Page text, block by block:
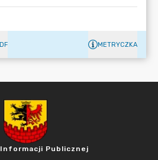
METRYCZKA
Publicznej